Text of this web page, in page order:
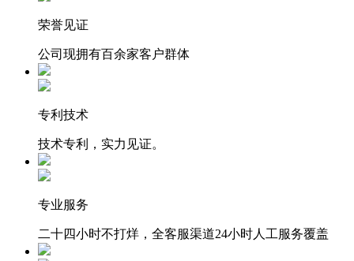
荣誉见证
公司现拥有百余家客户群体
专利技术
技术专利，实力见证。
专业服务
二十四小时不打烊，全客服渠道24小时人工服务覆盖